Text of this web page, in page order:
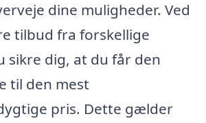
dine muligheder. Ved
tilbud fra forskellige
sikre dig, at du får den
til den mest
pris. Dette gælder